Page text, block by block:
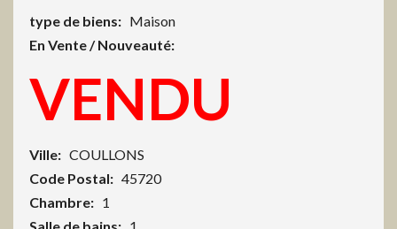
type de biens: Maison
En Vente / Nouveauté:
VENDU
Ville: COULLONS
Code Postal: 45720
Chambre: 1